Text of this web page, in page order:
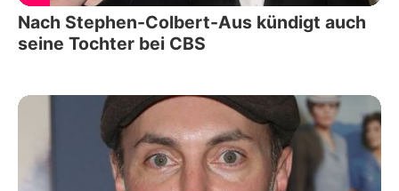
Nach Stephen-Colbert-Aus kündigt auch
seine Tochter bei CBS